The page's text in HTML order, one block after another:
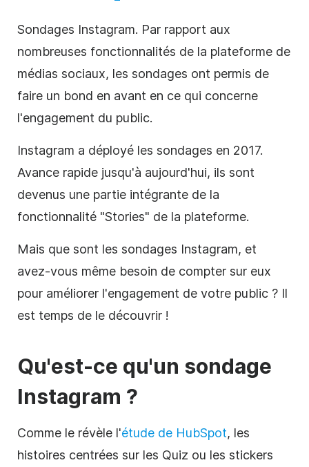
Sondages Instagram. Par rapport aux
nombreuses fonctionnalités de la plateforme de
médias sociaux, les sondages ont permis de
faire un bond en avant en ce qui concerne
l'engagement du public.
Instagram a déployé les sondages en 2017.
Avance rapide jusqu'à aujourd'hui, ils sont
devenus une partie intégrante de la
fonctionnalité "Stories" de la plateforme.
Mais que sont les sondages Instagram, et
avez-vous même besoin de compter sur eux
pour améliorer l'engagement de votre public ? Il
est temps de le découvrir !
Qu'est-ce qu'un sondage
Instagram ?
Comme le révèle l'étude de HubSpot, les
histoires centrées sur les Quiz ou les stickers